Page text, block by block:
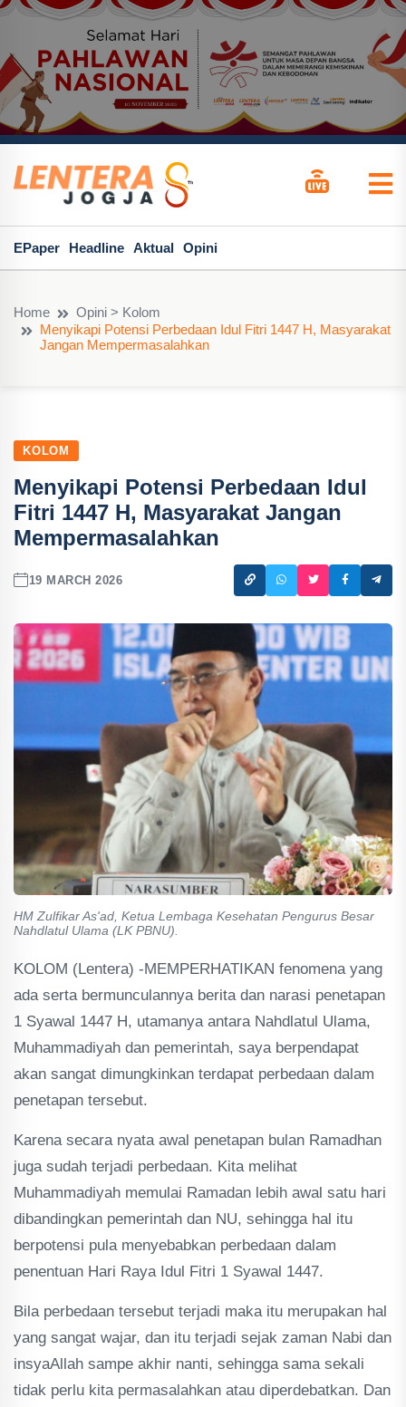
EPaper Headline Aktual Opini
Home
Opini > Kolom
Menyikapi Potensi Perbedaan Idul Fitri 1447 H, Masyarakat
Jangan Mempermasalahkan
KOLOM
Menyikapi Potensi Perbedaan Idul
Fitri 1447 H, Masyarakat Jangan
Mempermasalahkan
19 MARCH 2026
HM Zulfikar As'ad, Ketua Lembaga Kesehatan Pengurus Besar
Nahdlatul Ulama (LK PBNU).
KOLOM (Lentera) -MEMPERHATIKAN fenomena yang
ada serta bermunculannya berita dan narasi penetapan
1 Syawal 1447 H, utamanya antara Nahdlatul Ulama,
Muhammadiyah dan pemerintah, saya berpendapat
akan sangat dimungkinkan terdapat perbedaan dalam
penetapan tersebut.
Karena secara nyata awal penetapan bulan Ramadhan
juga sudah terjadi perbedaan. Kita melihat
Muhammadiyah memulai Ramadan lebih awal satu hari
dibandingkan pemerintah dan NU, sehingga hal itu
berpotensi pula menyebabkan perbedaan dalam
penentuan Hari Raya Idul Fitri 1 Syawal 1447.
Bila perbedaan tersebut terjadi maka itu merupakan hal
yang sangat wajar, dan itu terjadi sejak zaman Nabi dan
insyaAllah sampe akhir nanti, sehingga sama sekali
tidak perlu kita permasalahkan atau diperdebatkan. Dan